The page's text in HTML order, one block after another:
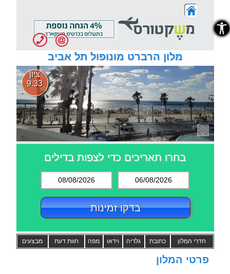
מלון הרברט מונופול תל אביב
ציון
9.33
בחרו תאריכים כדי לצפות בדילים
08/08/2026 06/08/2026
בדקו זמינות
מבצעים חוות דעת מפה וידאו גלריה כתובת חדרי המלון
פרטי המלון
נגישות
נגישות